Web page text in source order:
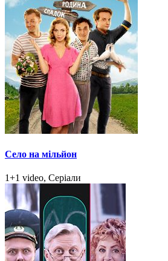
Село на мільйон
1+1 video, Серіали